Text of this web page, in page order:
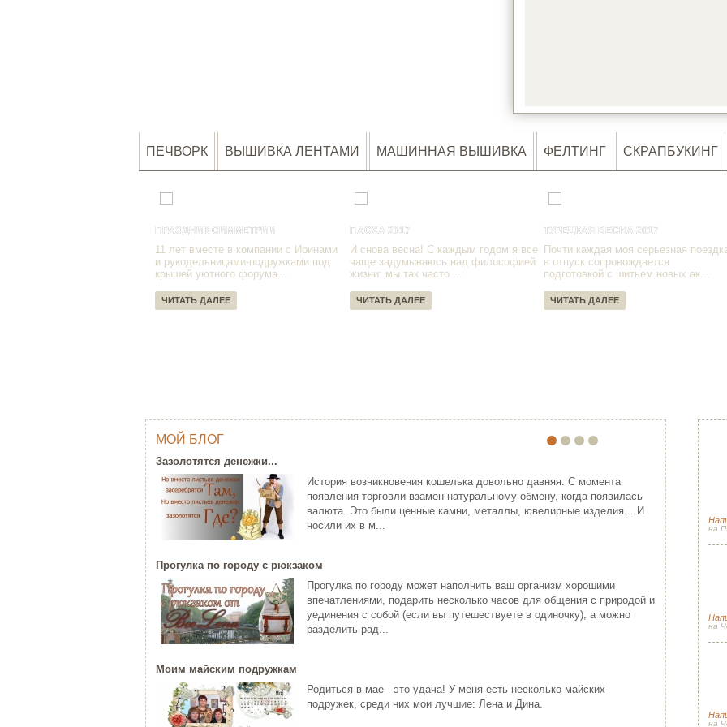
ПЕЧВОРК ВЫШИВКА ЛЕНТАМИ МАШИННАЯ ВЫШИВКА ФЕЛТИНГ СКРАПБУКИНГ
ПРАЗДНИК СИММЕТРИИ
11 лет вместе в компании с Иринами
и рукодельницами-подружками под
крышей уютного форума...
ЧИТАТЬ ДАЛЕЕ
ПАСХА 2017
И снова весна! С каждым годом я все
чаще задумываюсь над философией
жизни: мы так часто ...
ЧИТАТЬ ДАЛЕЕ
ТУРЕЦКАЯ ВЕСНА 2017
Почти каждая моя серьезная
в отпуск сопровождается
подготовкой с шитьем новых ак...
ЧИТАТЬ ДАЛЕЕ
Тай Уилсон (Ty Wilson, 1959 г.р.)
современный американский
художник-график...
ЧИТАТЬ ДАЛЕЕ
привлекательных, и в то же время
загадочных стран мира...
ЧИТАТЬ ДАЛЕЕ
ПРИМЕНЕНИЕ ВЫШИВКИ ЛЕНТАМ…
Красивая лента придает хорошо
упакованному подарку изысканность,
подчеркивая ...
C НОВЫМ ГОДОМ ПЕТУХА - 20…
Думаете, что праздники новогодние
закончились? Ан нет! 28 января
наступает Но...
ХОРОШО БЫТЬ ДЕВУШКОЙ В РО…
Хорошо быть девушкой в розовом
Вот я снова стала причастной к
одному небольшому событию (а так
МОЙ БЛОГ
Зазолотятся денежки...
История возникновения кошелька довольно давняя. С момента
появления торговли взамен натуральному обмену, когда появилась
валюта. Это были ценные камни, металлы, ювелирные изделия... И
носили их в м...
Прогулка по городу с рюкзаком
Прогулка по городу может наполнить ваш организм хорошими
впечатлениями, подарить несколько часов для общения с природой и
уединения с собой (если вы путешествуете в одиночку), а можно
разделить рад...
Моим майским подружкам
Родиться в мае - это удача! У меня есть несколько майских
подружек, среди них мои лучшие: Лена и Дина.
Прячем секрет
Новогодняя
Весенний
на
на
на